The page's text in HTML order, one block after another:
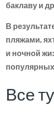
баклаву и
В
пляжами,
и ночной
Все